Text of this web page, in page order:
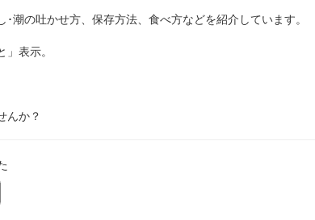
潮の吐かせ方、保存方法、食べ方などを紹介しています。
表示。
んか？